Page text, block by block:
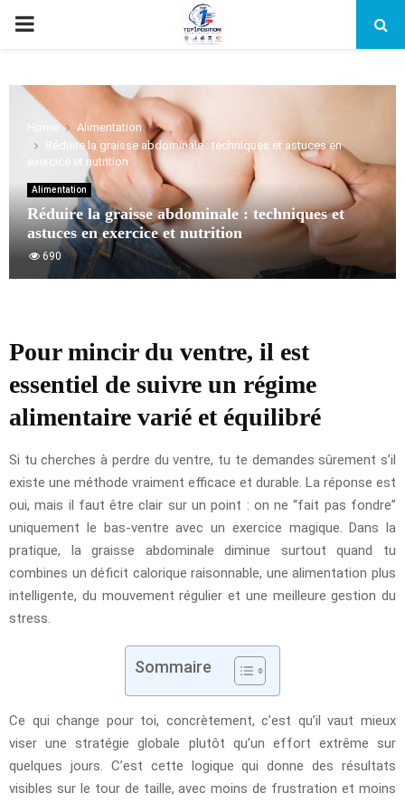
PRIMARY
Home
Alimentation
Réduire la graisse abdominale : techniques et astuces en
exercice et nutrition
Alimentation
Réduire la graisse abdominale : techniques et
astuces en exercice et nutrition
690
Pour mincir du ventre, il est
essentiel de suivre un régime
alimentaire varié et équilibré
Si tu cherches à perdre du ventre, tu te demandes sûrement s’il
existe une méthode vraiment efficace et durable. La réponse est
oui, mais il faut être clair sur un point : on ne “fait pas fondre”
uniquement le bas-ventre avec un exercice magique. Dans la
pratique, la graisse abdominale diminue surtout quand tu
combines un déficit calorique raisonnable, une alimentation plus
intelligente, du mouvement régulier et une meilleure gestion du
stress.
Sommaire
Ce qui change pour toi, concrètement, c’est qu’il vaut mieux
viser une stratégie globale plutôt qu’un effort extrême sur
quelques jours. C’est cette logique qui donne des résultats
visibles sur le tour de taille, avec moins de frustration et moins